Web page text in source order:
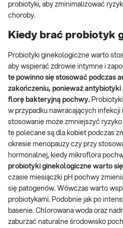
probiotyki, aby zminimalizować
choroby.
Kiedy brać probiotyk
Probiotyki ginekologiczne warto
aby wspierać zdrowie intymne i
te powinno się stosować podczas
zakończeniu, ponieważ
florę bakteryjną pochwy.
w przypadku nawracających
stosowanie może zmniejszyć
te polecane są dla kobiet podczas
okresie menopauzy czy przy
hormonalnej, kiedy mikroflora
probiotyki ginekologiczne warto
czasie miesiączki pH pochwy
się patogenów. Wówczas warto
probiotykami. Podobnie jak po
basenie. Chlorowana woda oraz
zaburzać naturalne środowisko